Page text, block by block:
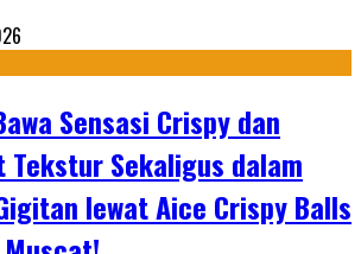
Sensasi Crispy dan
Tekstur Sekaligus dalam
lewat Aice Crispy Balls